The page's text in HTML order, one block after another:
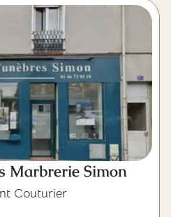
Marbrerie Simon
Couturier